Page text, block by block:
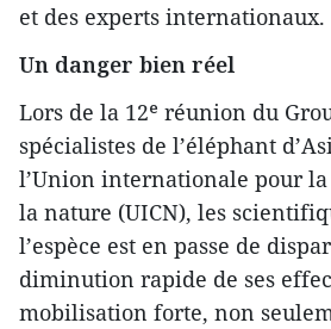
et des experts internationaux.
Un danger bien réel
Lors de la 12ᵉ réunion du
spécialistes de l’éléphant
l’Union internationale pour
la nature (UICN), les
l’espèce est en passe de
diminution rapide de ses
mobilisation forte, non